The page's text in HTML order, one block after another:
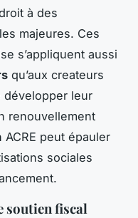
à des
majeures. Ces
s’appliquent aussi
qu’aux createurs
développer leur
renouvellement
peut épauler
sociales
soutien fiscal